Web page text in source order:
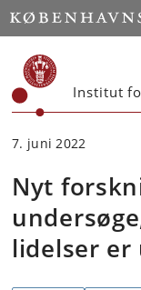
Start
Institut
7. juni 2022
Nyt
lidelser er